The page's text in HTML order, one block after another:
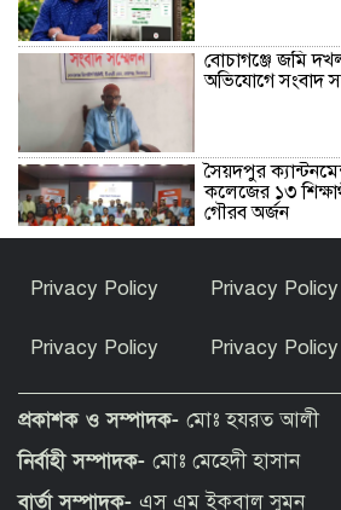
বোচাগঞ্জে জমি
অভিযোগে সংবাদ
সৈয়দপুর
কলেজের ১৩
গৌরব অর্জন
গণমাধ্যম
হবে : স্থানীয়
সাদুল্লাপুরে
Privacy Policy Privacy Policy
Privacy Policy Privacy Policy
প্রকাশক ও সম্পাদক- মোঃ হযরত আলী
নির্বাহী সম্পাদক- মোঃ মেহেদী হাসান
বার্তা সম্পাদক- এস এম ইকবাল সুমন